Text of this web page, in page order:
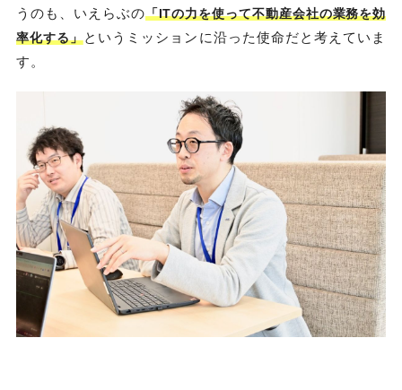
うのも、いえらぶの「ITの力を使って不動産会社の業務を効
率化する」というミッションに沿った使命だと考えていま
す。